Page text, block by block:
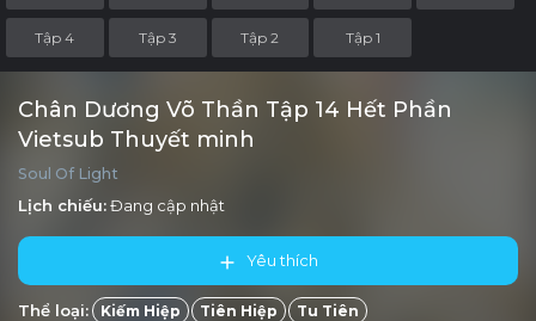
Tập 4 Tập 3 Tập 2 Tập 1
Chân Dương Võ Thần Tập 14 Hết Phần
Vietsub Thuyết minh
Soul Of Light
Lịch chiếu:Đang cập nhật
Yêu thích
Thể loại: Kiếm Hiệp Tiên Hiệp Tu Tiên